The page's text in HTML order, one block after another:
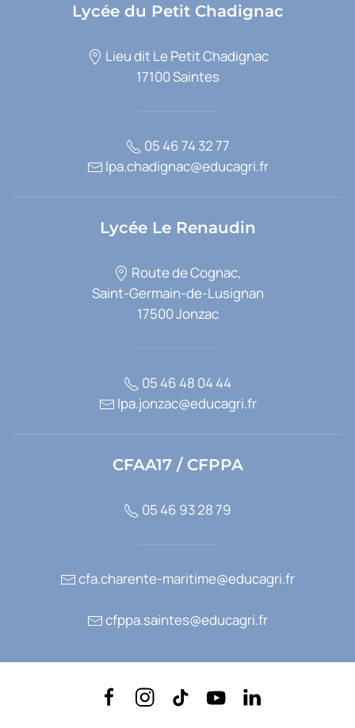
Lycée du Petit Chadignac
Lieu dit Le Petit Chadignac
17100 Saintes
05 46 74 32 77
lpa.chadignac@educagri.fr
Lycée Le Renaudin
Route de Cognac,
Saint-Germain-de-Lusignan
17500 Jonzac
05 46 48 04 44
lpa.jonzac@educagri.fr
CFAA17 / CFPPA
05 46 93 28 79
cfa.charente-maritime@educagri.fr
cfppa.saintes@educagri.fr